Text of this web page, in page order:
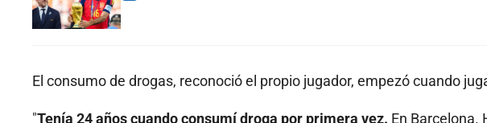
El consumo de drogas, reconoció el propio jugador, empezó cuando
"Tenía 24 años cuando consumí droga por primera vez. En Barcelona.